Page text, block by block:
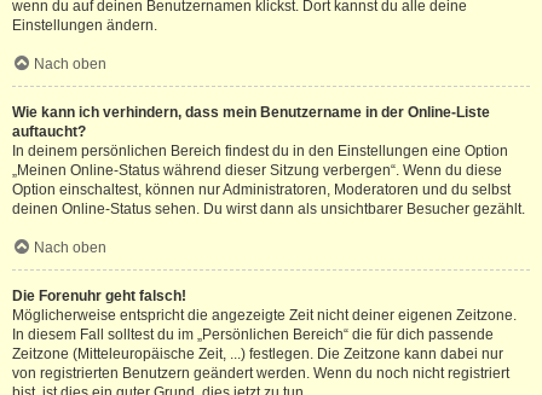
wenn du auf deinen Benutzernamen klickst. Dort kannst du alle deine
Einstellungen ändern.
Nach oben
Wie kann ich verhindern, dass mein Benutzername in der Online-Liste
auftaucht?
In deinem persönlichen Bereich findest du in den Einstellungen eine Option
„Meinen Online-Status während dieser Sitzung verbergen“. Wenn du diese
Option einschaltest, können nur Administratoren, Moderatoren und du selbst
deinen Online-Status sehen. Du wirst dann als unsichtbarer Besucher gezählt.
Nach oben
Die Forenuhr geht falsch!
Möglicherweise entspricht die angezeigte Zeit nicht deiner eigenen Zeitzone.
In diesem Fall solltest du im „Persönlichen Bereich“ die für dich passende
Zeitzone (Mitteleuropäische Zeit, ...) festlegen. Die Zeitzone kann dabei nur
von registrierten Benutzern geändert werden. Wenn du noch nicht registriert